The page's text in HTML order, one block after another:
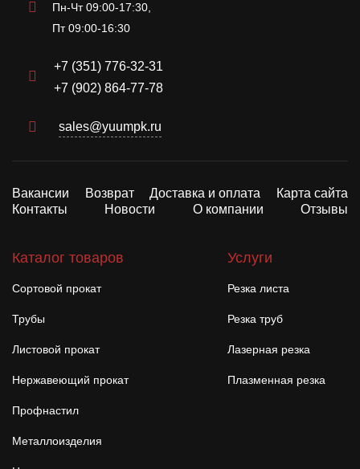
Пн-Чт 09:00-17:30,
Пт 09:00-16:30
+7 (351) 776-32-31
+7 (902) 864-77-78
sales@yuumpk.ru
Вакансии Возврат Доставка и оплата
Карта сайта
Контакты
Новости О компании Отзывы
Каталог товаров
Сортовой прокат
Трубы
Листовой прокат
Нержавеющий прокат
Профнастил
Металлоизделия
Услуги
Резка листа
Резка труб
Лазерная резка
Плазменная резка